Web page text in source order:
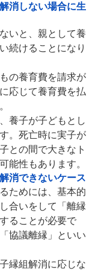
消しない場合に生
いと、親として養
続けることになり
の養育費を請求が
応じて養育費を払
養子が子どもとし
。死亡時に実子が
との間で大きなト
能性もあります。
消できないケース
ためには、基本的
合いをして「離縁
ることが必要で
協議離縁」といい
縁組解消に応じな